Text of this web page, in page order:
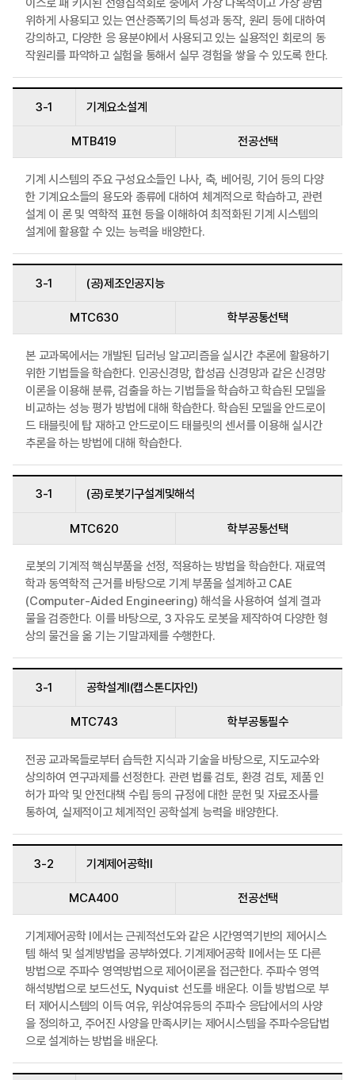
이스로 패 키지된 선형집적회로 중에서 가장 다목적이고 가장 광범
위하게 사용되고 있는 연산증폭기의 특성과 동작, 원리 등에 대하여
강의하고, 다양한 응 용분야에서 사용되고 있는 실용적인 회로의 동
작원리를 파악하고 실험을 통해서 실무 경험을 쌓을 수 있도록 한다.
3-1 기계요소설계
MTB419 전공선택
기계 시스템의 주요 구성요소들인 나사, 축, 베어링, 기어 등의 다양
한 기계요소들의 용도와 종류에 대하여 체계적으로 학습하고, 관련
설계 이 론 및 역학적 표현 등을 이해하여 최적화된 기계 시스템의
설계에 활용할 수 있는 능력을 배양한다.
3-1 (공)제조인공지능
MTC630 학부공통선택
본 교과목에서는 개발된 딥러닝 알고리즘을 실시간 추론에 활용하기
위한 기법들을 학습한다. 인공신경망, 합성곱 신경망과 같은 신경망
이론을 이용해 분류, 검출을 하는 기법들을 학습하고 학습된 모델을
비교하는 성능 평가 방법에 대해 학습한다. 학습된 모델을 안드로이
드 태블릿에 탑 재하고 안드로이드 태블릿의 센서를 이용해 실시간
추론을 하는 방법에 대해 학습한다.
3-1 (공)로봇기구설계및해석
MTC620 학부공통선택
로봇의 기계적 핵심부품을 선정, 적용하는 방법을 학습한다. 재료역
학과 동역학적 근거를 바탕으로 기계 부품을 설계하고 CAE
(Computer-Aided Engineering) 해석을 사용하여 설계 결과
물을 검증한다. 이를 바탕으로, 3 자유도 로봇을 제작하여 다양한 형
상의 물건을 옮 기는 기말과제를 수행한다.
3-1 공학설계I(캡스톤디자인)
MTC743 학부공통필수
전공 교과목들로부터 습득한 지식과 기술을 바탕으로, 지도교수와
상의하여 연구과제를 선정한다. 관련 법률 검토, 환경 검토, 제품 인
허가 파악 및 안전대책 수립 등의 규정에 대한 문헌 및 자료조사를
통하여, 실제적이고 체계적인 공학설계 능력을 배양한다.
3-2 기계제어공학II
MCA400 전공선택
기계제어공학 I에서는 근궤적선도와 같은 시간영역기반의 제어시스
템 해석 및 설계방법을 공부하였다. 기계제어공학 II에서는 또 다른
방법으로 주파수 영역방법으로 제어이론을 접근한다. 주파수 영역
해석방법으로 보드선도, Nyquist 선도를 배운다. 이들 방법으로 부
터 제어시스템의 이득 여유, 위상여유등의 주파수 응답에서의 사양
을 정의하고, 주어진 사양을 만족시키는 제어시스템을 주파수응답법
으로 설계하는 방법을 배운다.